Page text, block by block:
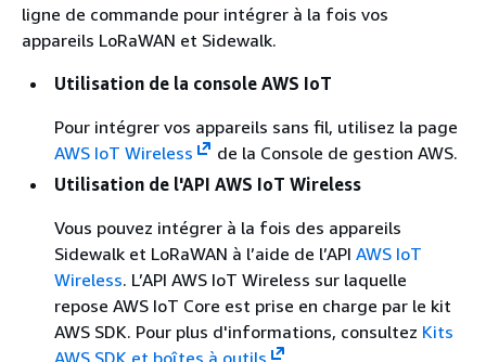
ligne de commande pour intégrer à la fois vos
appareils LoRaWAN et Sidewalk.
Utilisation de la console AWS IoT
Pour intégrer vos appareils sans fil, utilisez la page
AWS IoT Wireless
de la Console de gestion AWS.
Utilisation de l'API AWS IoT Wireless
Vous pouvez intégrer à la fois des appareils
Sidewalk et LoRaWAN à l’aide de l’API AWS IoT
Wireless. L’API AWS IoT Wireless sur laquelle
repose AWS IoT Core est prise en charge par le kit
AWS SDK. Pour plus d'informations, consultez Kits
AWS SDK et boîtes à outils
.